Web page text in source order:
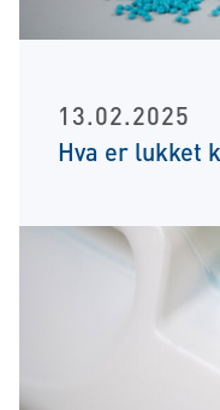
13.02.2025
Hva er lukket